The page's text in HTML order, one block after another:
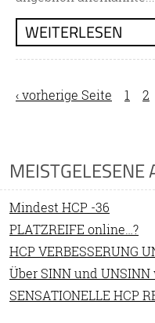
WEITERLESEN
SEITEN
‹ vorherige Seite 1 2
MEISTGELESENE
Mindest HCP -36
PLATZREIFE online…?
HCP VERBESSERUNG
Über SINN und UNSINN
SENSATIONELLE HCP